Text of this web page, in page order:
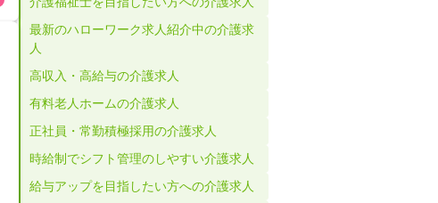
最新のハローワーク求人紹介中の介護求
人
高収入・高給与の介護求人
有料老人ホームの介護求人
正社員・常勤積極採用の介護求人
時給制でシフト管理のしやすい介護求人
給与アップを目指したい方への介護求人